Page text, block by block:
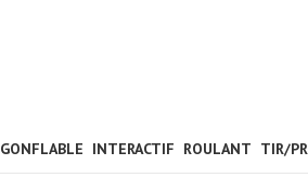
GONFLABLE INTERACTIF ROULANT TIR/